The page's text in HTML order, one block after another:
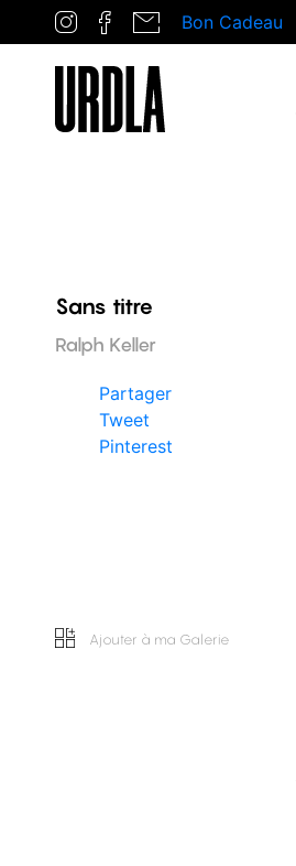
Bon Cadeau
Sans titre
Ralph Keller
Partager
Tweet
Pinterest
Ajouter à ma Galerie